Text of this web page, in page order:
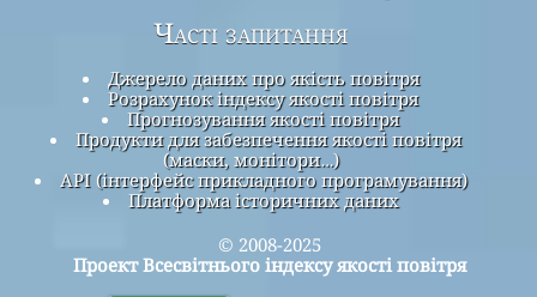
Часті запитання
Джерело даних про якість повітря
Розрахунок індексу якості повітря
Прогнозування якості повітря
Продукти для забезпечення якості повітря
(маски, монітори…)
API (інтерфейс прикладного програмування)
Платформа історичних даних
© 2008-2025
Проект Всесвітнього індексу якості повітря